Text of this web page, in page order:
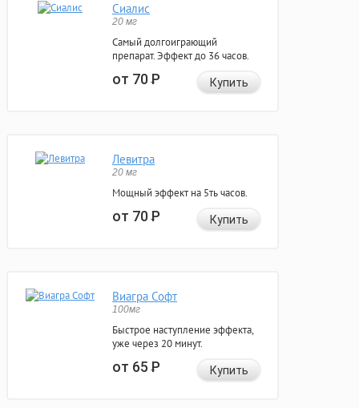
Сиалис
20 мг
Самый долгоиграющий
препарат. Эффект до 36 часов.
от 70Р Купить
Левитра
20 мг
Мощный эффект на 5ть часов.
от 70Р Купить
Виагра Софт
100мг
Быстрое наступление эффекта,
уже через 20 минут.
от 65Р Купить